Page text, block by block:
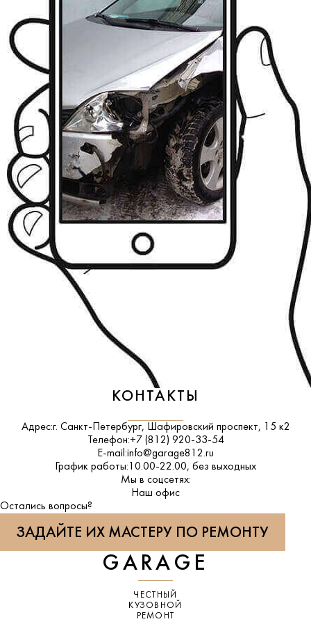
КОНТАКТЫ
Адрес:г. Санкт-Петербург, Шафировский проспект, 15 к2
Телефон:+7 (812) 920-33-54
E-mail:info@garage812.ru
График работы: 10.00-22.00, без выходных
Мы в соцсетях:
ВКонтакте
Наш офис
Остались вопросы?
ЗАДАЙТЕ ИХ МАСТЕРУ ПО РЕМОНТУ
GARAGE
ЧЕСТНЫЙ
КУЗОВНОЙ
РЕМОНТ